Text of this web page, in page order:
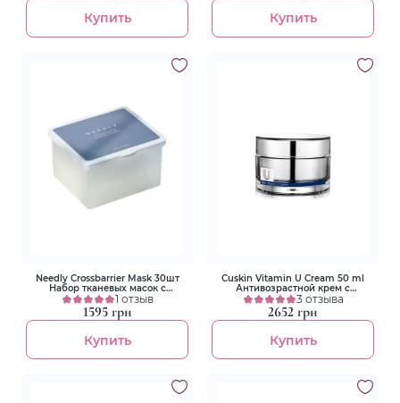
Купить Купить
Needly Crossbarrier Mask 30шт
Набор тканевых масок с
керамидами и пантенолом
1 отзыв
1595 грн
Купить
Cuskin Vitamin U Cream 50 ml
Антивозрастной крем с
пептидами и витамином U
3 отзыва
2652 грн
Купить